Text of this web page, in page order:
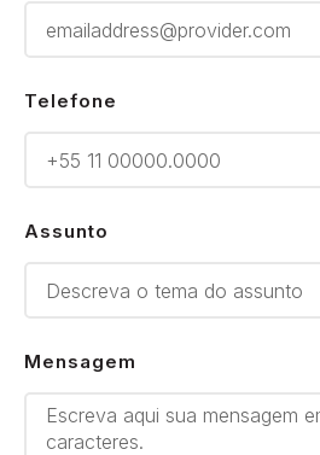
Telefone
Assunto
Mensagem